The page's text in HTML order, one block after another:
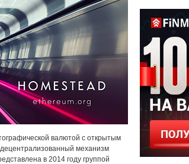
валютой с открытым
механизм
в 2014 году группой